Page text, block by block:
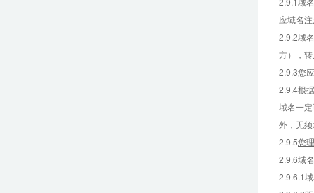
应域名
2.9.2域
方），
2.9.3您
2.9.4根
域名一
外，无
2.9.5您
2.9.6域
2.9.6.1